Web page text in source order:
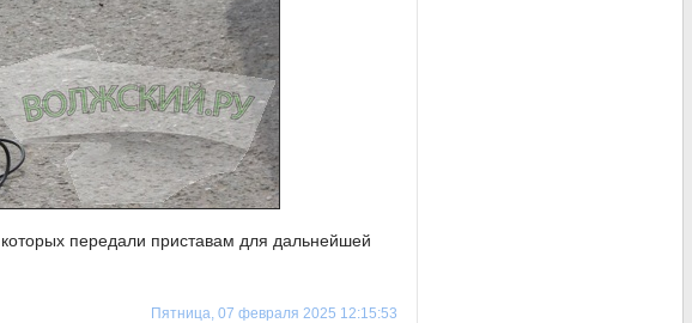
, которых передали приставам для дальнейшей
Пятница, 07 февраля 2025 12:15:53